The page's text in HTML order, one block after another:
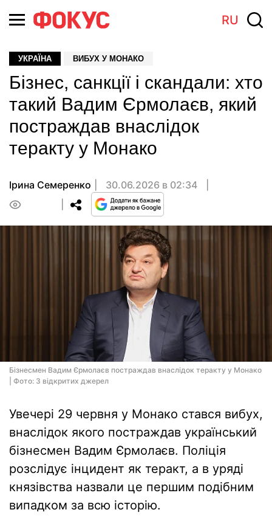
RU
УКРАЇНА ВИБУХ У МОНАКО
Бізнес, санкції і скандали: хто
такий Вадим Єрмолаєв, який
постраждав внаслідок
теракту у Монако
Ірина Семеренко
30.06.2026 в 02:34
Бізнесмен Вадим Єрмолаєв постраждав внаслідок теракту у Монако
| Фото: З відкритих джерел
Увечері 29 червня у Монако стався вибух,
внаслідок якого постраждав український
бізнесмен Вадим Єрмолаєв. Поліція
розслідує інцидент як теракт, а в уряді
князівства назвали це першим подібним
випадком за всю історію.